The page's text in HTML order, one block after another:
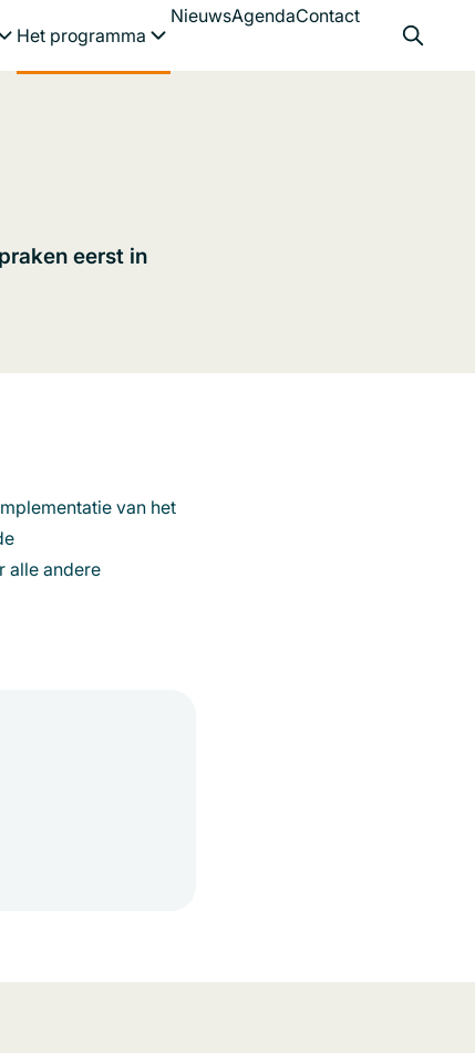
Menu openen
Het programma
Menu openen
NieuwsAgendaContact
eerst in
van het
alle andere